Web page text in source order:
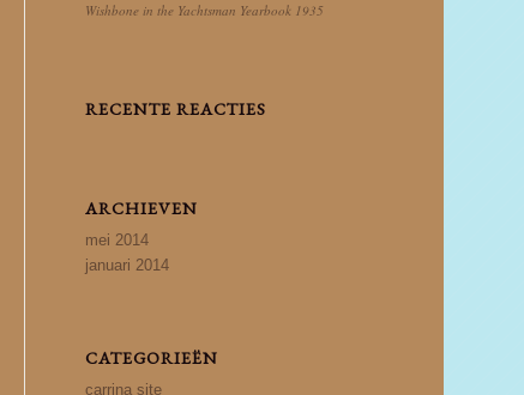
Wishbone in the Yachtsman Yearbook 1935
RECENTE REACTIES
ARCHIEVEN
mei 2014
januari 2014
CATEGORIEËN
carrina site